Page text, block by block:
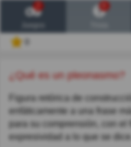
2
¿Qué es un pleonasmo?
Figura retórica de
enfáticamente a una frase
para su comprensión, con el
expresividad a lo que se dice.